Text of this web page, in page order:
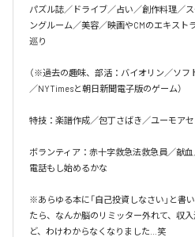
パズル誌／ドライブ／占い／創作料理／
ングルーム／美容／映画やCMのエキス
巡り
（※過去の趣味、部活：バイオリン／ソ
／NYTimesと朝日新聞電子版のゲーム）
特技：楽譜作成／包丁さばき／ユーモア
ボランティア：赤十字救急法救急員／献
電話もし始めるかな
※あらゆる本に「自己投資しなさい」と書
たら、なんか脳のリミッター外れて、収
ど、わけわからなくなりました…笑